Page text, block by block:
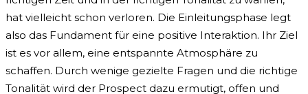
hat vielleicht schon verloren. Die Einleitungsphase legt
also das Fundament für eine positive Interaktion. Ihr Ziel
ist es vor allem, eine entspannte Atmosphäre zu
schaffen. Durch wenige gezielte Fragen und die richtige
Tonalität wird der Prospect dazu ermutigt, offen und